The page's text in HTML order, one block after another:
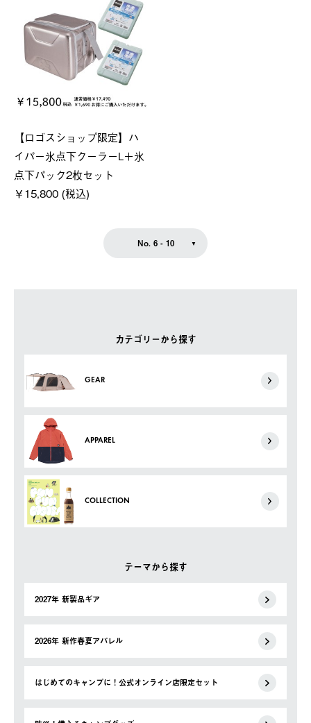
カテゴリーから探す
GEAR
APPAREL
COLLECTION
テーマから探す
2027年 新製品ギア
2026年 新作春夏アパレル
はじめてのキャンプに！公式オンライン店限定セット
【ロゴスショップ限定】ハ
イパー氷点下クーラーL＋氷
点下パック2枚セット
￥15,800 (税込)
No. 6 - 10